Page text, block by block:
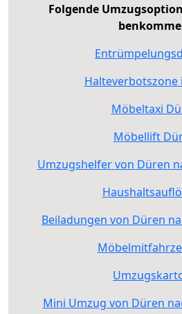
Folgende
Halteverbotszone
Möbeltaxi
Möbellift
Umzugshelfer von Düren
Beiladungen von Düren
Mini Umzug von Düren